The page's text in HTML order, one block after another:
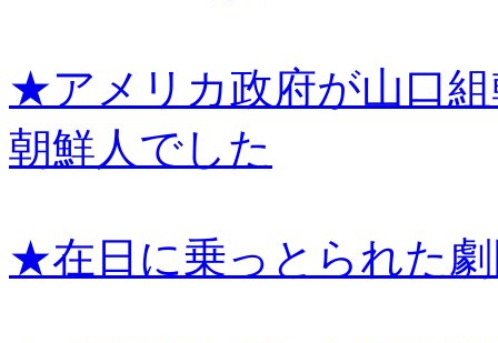
★アメリカ政府が山口
朝鮮人でした
★在日に乗っとられた